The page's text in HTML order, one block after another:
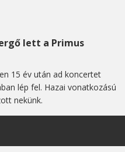
lett a Primus
15 év után ad koncertet
lép fel. Hazai vonatkozású
nekünk.